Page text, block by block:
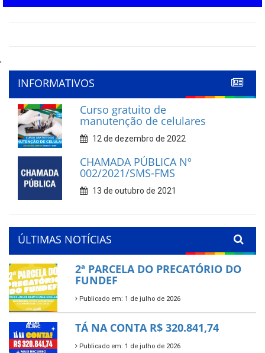
'
INFORMATIVOS
Curso gratuito de
manutenção de celulares
12 de dezembro de 2022
CHAMADA PÚBLICA Nº
002/2021/SMS-FMS
13 de outubro de 2021
ÚLTIMAS NOTÍCIAS
2ª PARCELA DO PRECATÓRIO DO
FUNDEF
Publicado em: 1 de julho de 2026
TÁ NA CONTA R$ 320.841,74
Publicado em: 1 de julho de 2026